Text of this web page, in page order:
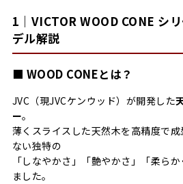
1｜VICTOR WOOD CONE シ
デル解説
■ WOOD CONEとは？
JVC（現JVCケンウッド）が開発した
ー。
薄くスライスした天然木を高精度で
ない独特の
「しなやかさ」「艶やかさ」「柔ら
ました。